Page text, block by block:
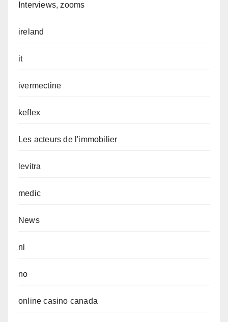
Interviews, zooms
ireland
it
ivermectine
keflex
Les acteurs de l'immobilier
levitra
medic
News
nl
no
online casino canada